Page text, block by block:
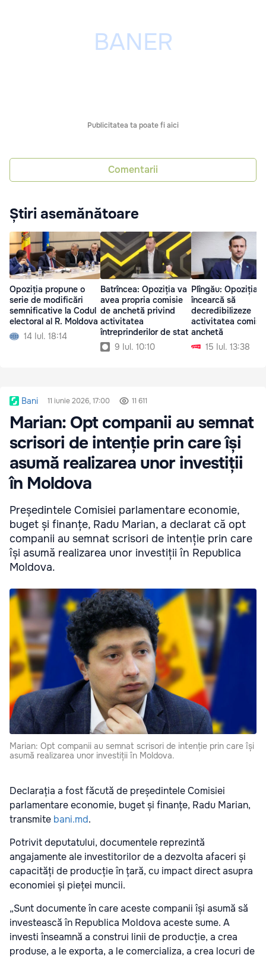
Publicitatea ta poate fi aici
Comentarii
Știri asemănătoare
Opoziția propune o
serie de modificări
semnificative la Codul
electoral al R. Moldova
14 Iul. 18:14
Batrîncea: Opoziția va
avea propria comisie
de anchetă privind
activitatea
întreprinderilor de stat
9 Iul. 10:10
Plîngău: Opoziția
încearcă să
decredibilizeze
activitatea
anchetă
15 Iul. 13:38
Bani 11 iunie 2026, 17:00 11 611
Marian: Opt companii au semnat
scrisori de intenție prin care își
asumă realizarea unor investiții
în Moldova
Președintele Comisiei parlamentare economie,
buget și finanțe, Radu Marian, a declarat că opt
companii au semnat scrisori de intenție prin care
își asumă realizarea unor investiții în Republica
Moldova.
Marian: Opt companii au semnat scrisori de intenție prin care își
asumă realizarea unor investiții în Moldova.
Declarația a fost făcută de președintele Comisiei
parlamentare economie, buget și finanțe, Radu Marian,
transmite bani.md.
Potrivit deputatului, documentele reprezintă
angajamente ale investitorilor de a dezvolta afaceri și
capacități de producție în țară, cu impact direct asupra
economiei și pieței muncii.
„Sunt documente în care aceste companii își asumă să
investească în Republica Moldova aceste sume. A
investi înseamnă a construi linii de producție, a crea
produse, a le exporta, a le comercializa, a crea locuri de